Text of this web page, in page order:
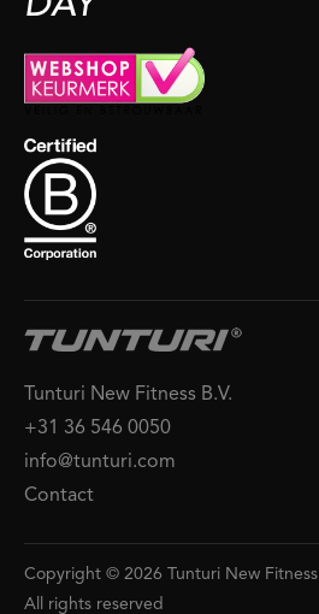
Tunturi New Fitness B.V.
+31 36 546 0050
info@tunturi.com
Contact
Copyright © 2026 Tunturi New Fitness
All rights reserved